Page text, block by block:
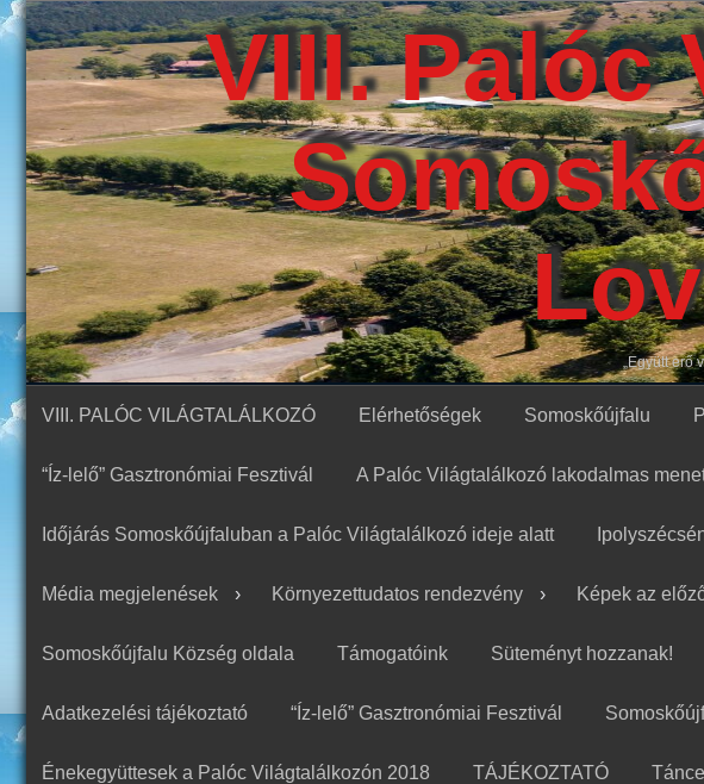
Skip
to
content
VIII. Palóc
„Együtt erő
VIII. PALÓC VILÁGTALÁLKOZÓ Elérhetőségek Somoskőújfalu
“Íz-lelő” Gasztronómiai Fesztivál A Palóc Világtalálkozó lakodalmas
Időjárás Somoskőújfaluban a Palóc Világtalálkozó ideje alatt
Média megjelenések Környezettudatos rendezvény Képek az
Somoskőújfalu Község oldala Támogatóink Süteményt hozzanak!
Adatkezelési tájékoztató “Íz-lelő” Gasztronómiai Fesztivál
Énekegyüttesek a Palóc Világtalálkozón 2018 TÁJÉKOZTATÓ